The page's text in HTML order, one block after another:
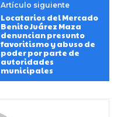
Artículo siguiente
Locatarios del Mercado
Benito Juárez Maza
denuncian presunto
favoritismo y abuso de
poder por parte de
autoridades
municipales